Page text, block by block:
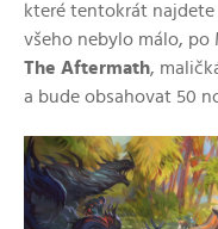
které tentokrát
všeho nebylo málo, po
The Aftermath,
a bude obsahovat 50